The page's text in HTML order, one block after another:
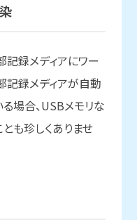
録メディアにワー
記録メディアが自動
場合、USBメモリな
も珍しくありませ